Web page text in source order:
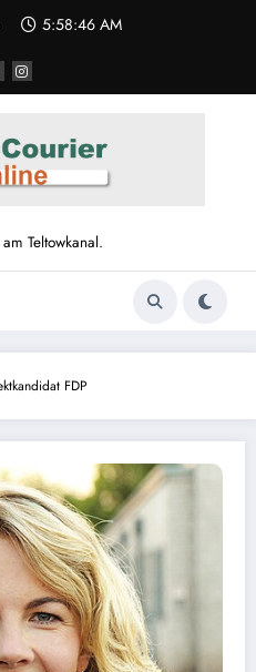
5:58:46 AM
Teltowkanal.
FDP